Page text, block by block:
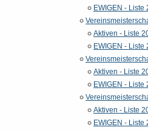
EWIGEN - Liste
Aktiven - Liste
EWIGEN - Liste
Aktiven - Liste
EWIGEN - Liste
Aktiven - Liste
EWIGEN - Liste